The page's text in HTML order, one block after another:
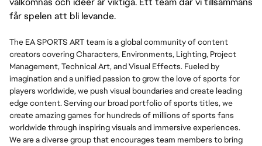
får spelen att bli levande.
The EA SPORTS ART team is a global community of content
creators covering Characters, Environments, Lighting, Project
Management, Technical Art, and Visual Effects. Fueled by
imagination and a unified passion to grow the love of sports for
players worldwide, we push visual boundaries and create leading
edge content. Serving our broad portfolio of sports titles, we
create amazing games for hundreds of millions of sports fans
worldwide through inspiring visuals and immersive experiences.
We are a diverse group that encourages team members to bring